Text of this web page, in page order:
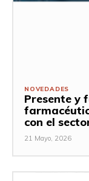
NOVEDADES
Presente y
con el
21 Mayo, 2026